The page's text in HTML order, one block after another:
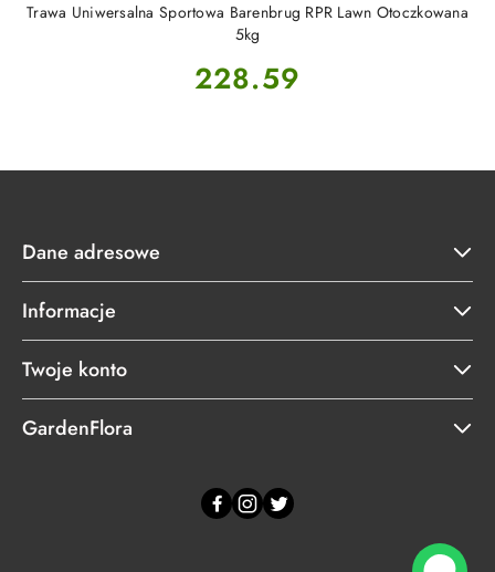
Trawa Uniwersalna Sportowa Barenbrug RPR Lawn Otoczkowana
5kg
Cena:
228.59
Dane adresowe
Informacje
Twoje konto
GardenFlora